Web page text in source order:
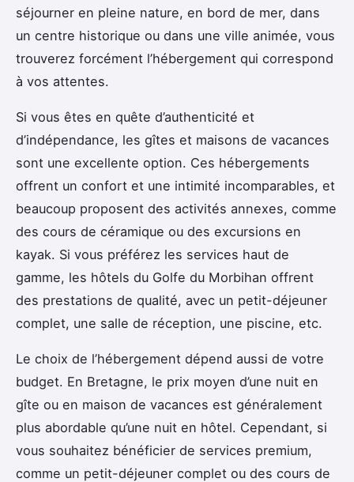
séjourner en pleine nature, en bord de mer, dans
un centre historique ou dans une ville animée, vous
trouverez forcément l’hébergement qui correspond
à vos attentes.
Si vous êtes en quête d’authenticité et
d’indépendance, les gîtes et maisons de vacances
sont une excellente option. Ces hébergements
offrent un confort et une intimité incomparables, et
beaucoup proposent des activités annexes, comme
des cours de céramique ou des excursions en
kayak. Si vous préférez les services haut de
gamme, les hôtels du Golfe du Morbihan offrent
des prestations de qualité, avec un petit-déjeuner
complet, une salle de réception, une piscine, etc.
Le choix de l’hébergement dépend aussi de votre
budget. En Bretagne, le prix moyen d’une nuit en
gîte ou en maison de vacances est généralement
plus abordable qu’une nuit en hôtel. Cependant, si
vous souhaitez bénéficier de services premium,
comme un petit-déjeuner complet ou des cours de